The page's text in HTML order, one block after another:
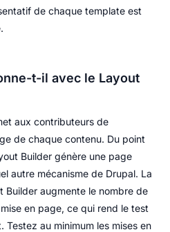
de chaque template est
t-il avec le Layout
aux contributeurs de
de chaque contenu. Du point
Builder génère une page
autre mécanisme de Drupal. La
Builder augmente le nombre de
en page, ce qui rend le test
Testez au minimum les mises en